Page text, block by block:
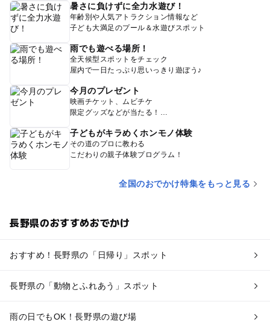
暑さに負けずに全力水遊び！
年齢別や人気アトラクション情報など
子ども大満足のプール＆水遊びスポット
雨でも遊べる場所！
全天候型スポットをチェック
屋内で一日たっぷり思いっきり遊ぼう♪
今月のプレゼント
映画チケット、ムビチケ
限定グッズなどが当たる！
子どもがキラめくホンモノ体験
その道のプロに教わる
こだわりの親子体験プログラム！
全国のおでかけ特集をもっと見る
長野県のおすすめおでかけ
おすすめ！長野県の「日帰り」スポット
長野県の「動物とふれあう」スポット
雨の日でもOK！長野県の遊び場